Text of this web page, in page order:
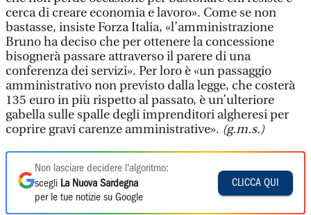
cerca di creare economia e lavoro». Come se non
bastasse, insiste Forza Italia, «l’amministrazione
Bruno ha deciso che per ottenere la concessione
bisognerà passare attraverso il parere di una
conferenza dei servizi». Per loro è «un passaggio
amministrativo non previsto dalla legge, che costerà
135 euro in più rispetto al passato, è un’ulteriore
gabella sulle spalle degli imprenditori algheresi per
coprire gravi carenze amministrative». (g.m.s.)
Non lasciare decidere l'algoritmo:
scegli La Nuova Sardegna
per le tue notizie su Google
CLICCA QUI